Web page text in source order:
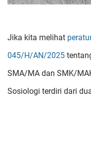
Jika kita melihat
045/H/AN/2025
SMA/MA dan SMK/
Sosiologi terdiri dari